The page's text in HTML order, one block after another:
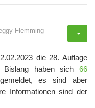
Flemming
die 28. Auflage
Bislang haben sich 66
es sind aber
Informationen sind der